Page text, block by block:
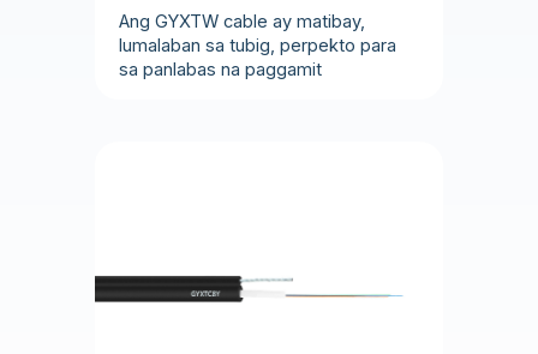
Ang GYXTW cable ay matibay,
lumalaban sa tubig, perpekto para
sa panlabas na paggamit